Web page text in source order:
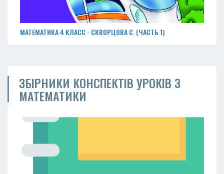
МАТЕМАТИКА 4 КЛАСС - СКВОРЦОВА С. (ЧАСТЬ 1)
ЗБІРНИКИ КОНСПЕКТІВ УРОКІВ З
МАТЕМАТИКИ